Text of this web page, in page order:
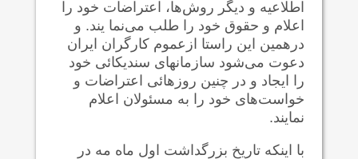
اطلاعیه و دیگر روش‌ها، اعتراضات خود را
اعلام و حقوق خود را طلب می‌نما یند. و
درهمین این راستا ازعموم کارگران ایران
دعوت می‌شود سازمانهای سندیکائی خود
را ایجاد و در چنین روزهائی اعتراضات و
خواست‌های خود را به مسئولان اعلام
نمایند.
با اینکه تاریخ بزرگداشت اول ماه مه در